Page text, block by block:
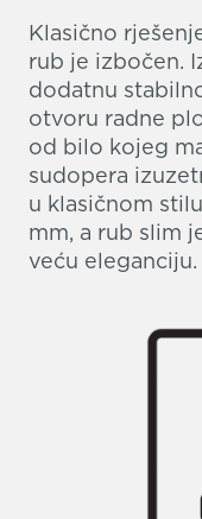
Klasično
rub je izbočen.
dodatnu
otvoru radne
od bilo kojeg
sudopera
u klasičnom
mm, a rub slim
veću eleganciju.